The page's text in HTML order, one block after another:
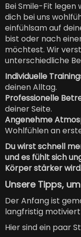
Bei Smile-Fit legen
dich bei uns
einfühlsam auf
bist oder nach
möchtest. Wir
unterschiedliche
Individuelle
deinen Alltag.
Professionelle
deiner Seite.
Angenehme
Wohlfühlen an
Du wirst schnell
und es fühlt sich
Körper stärker
Unsere Tipps,
Der Anfang ist
langfristig
Hier sind ein paar